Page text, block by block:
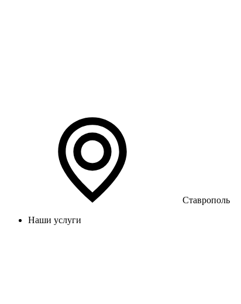
Ставрополь
Наши услуги